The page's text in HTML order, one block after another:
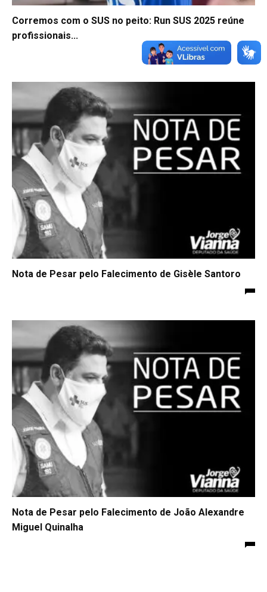
Corremos com o SUS no peito: Run SUS 2025 reúne
profissionais...
Nota de Pesar pelo Falecimento de Gisèle Santoro
Nota de Pesar pelo Falecimento de João Alexandre
Miguel Quinalha